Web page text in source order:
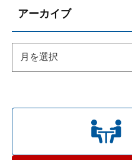
アーカイブ